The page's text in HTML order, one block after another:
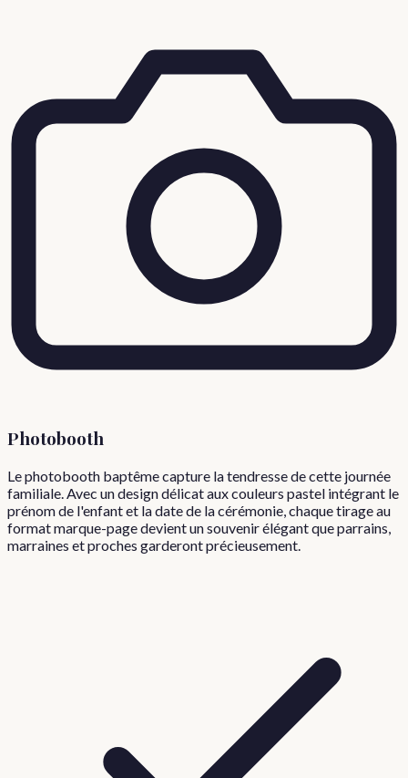
Photobooth
Le photobooth baptême capture la tendresse de cette journée
familiale. Avec un design délicat aux couleurs pastel intégrant le
prénom de l'enfant et la date de la cérémonie, chaque tirage au
format marque-page devient un souvenir élégant que parrains,
marraines et proches garderont précieusement.